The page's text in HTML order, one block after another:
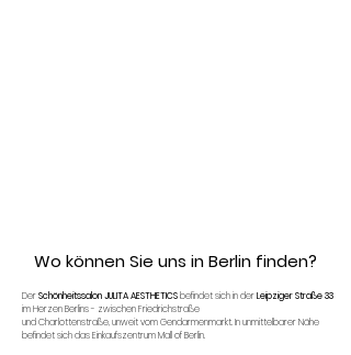
Wo können Sie uns in Berlin finden?
DerSchönheitssalonJULITA AESTHETICSbefindet sich in derLeipziger Straße 33
im Herzen Berlins - zwischen Friedrichstraße
und Charlottenstraße, unweit vom Gendarmenmarkt. In unmittelbarer Nähe
befindet sich das Einkaufszentrum Mall of Berlin.